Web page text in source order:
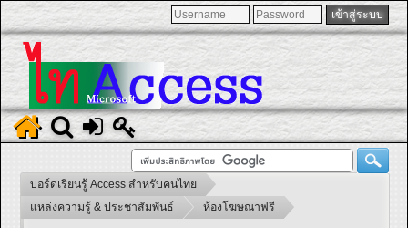
บอร์ดเรียนรู้ Access สำหรับคนไทย
แหล่งความรู้ & ประชาสัมพันธ์
ห้องโฆษณาฟรี